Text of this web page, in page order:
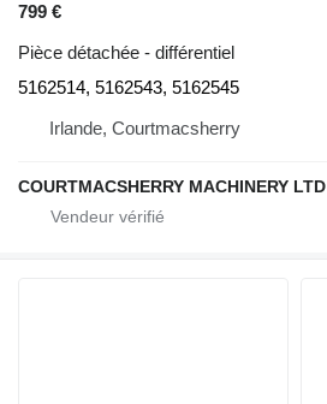
799 €
Pièce détachée - différentiel
5162514, 5162543, 5162545
Irlande, Courtmacsherry
COURTMACSHERRY MACHINERY LTD